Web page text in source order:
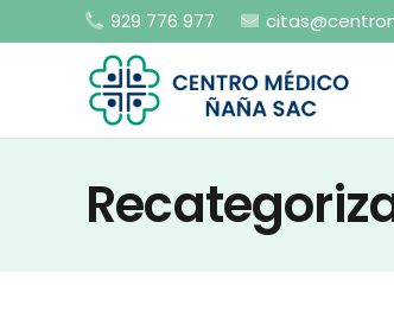
929 776 977